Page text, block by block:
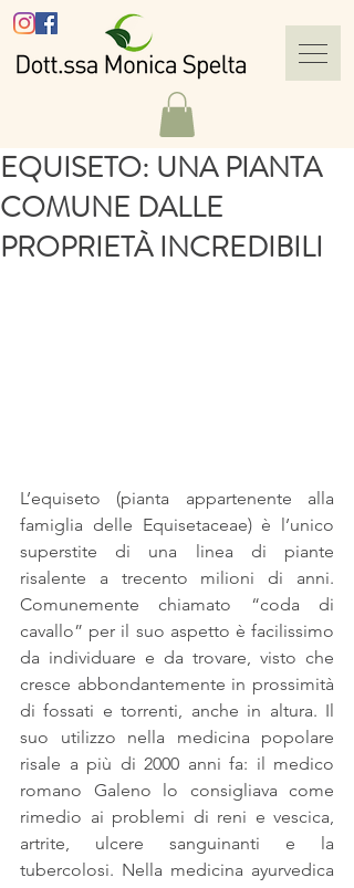
EQUISETO: UNA PIANTA
COMUNE DALLE
PROPRIETÀ INCREDIBILI
L’equiseto (pianta appartenente alla
famiglia delle Equisetaceae) è l’unico
superstite di una linea di piante
risalente a trecento milioni di anni.
Comunemente chiamato “coda di
cavallo” per il suo aspetto è facilissimo
da individuare e da trovare, visto che
cresce abbondantemente in prossimità
di fossati e torrenti, anche in altura. Il
suo utilizzo nella medicina popolare
risale a più di 2000 anni fa: il medico
romano Galeno lo consigliava come
rimedio ai problemi di reni e vescica,
artrite, ulcere sanguinanti e la
tubercolosi. Nella medicina ayurvedica